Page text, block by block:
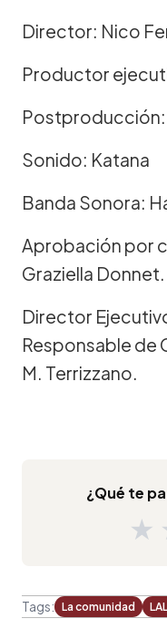
Director: Nico
Productor
Sonido: Katana
Banda Sonora:
Aprobación por
Graziella Donnet.
Director
Responsable de
M. Terrizzano.
¿Qué te
★
Tags: La comunidad